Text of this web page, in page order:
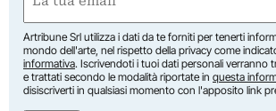
(Required)
Artribune Srl utilizza i dati da te forniti per tenerti
mondo dell'arte, nel rispetto della privacy come
informativa. Iscrivendoti i tuoi dati personali verranno
e trattati secondo le modalità riportate in questa
disiscriverti in qualsiasi momento con l'apposito link